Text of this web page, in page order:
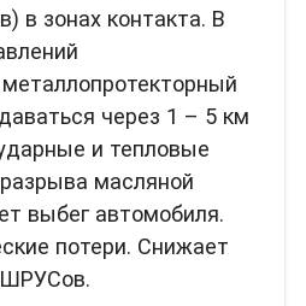
в зонах контакта. В
через 1 – 5 км
и тепловые
масляной
выбег автомобиля.
потери. Снижает